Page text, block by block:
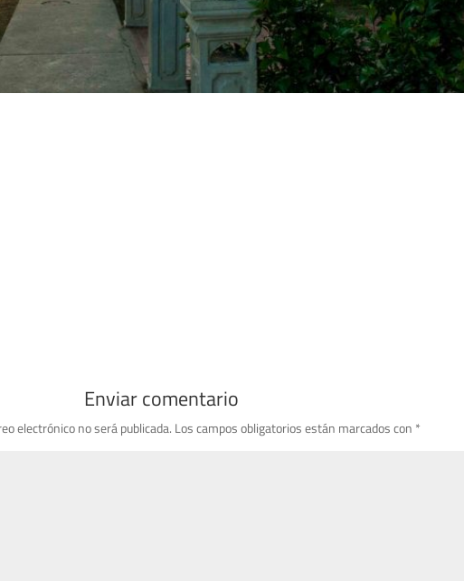
Enviar comentario
electrónico no será publicada. Los campos obligatorios están marcados con *